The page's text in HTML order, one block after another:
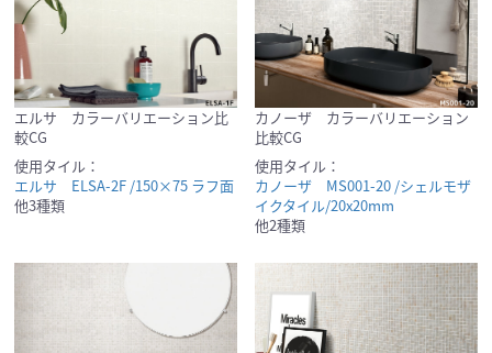
エルサ カラーバリエーション比
較CG
使用タイル：
エルサ ELSA-2F /150×75 ラフ面
他3種類
カノーザ カラーバリエーション
比較CG
使用タイル：
カノーザ MS001-20 /シェルモザ
イクタイル/20x20mm
他2種類